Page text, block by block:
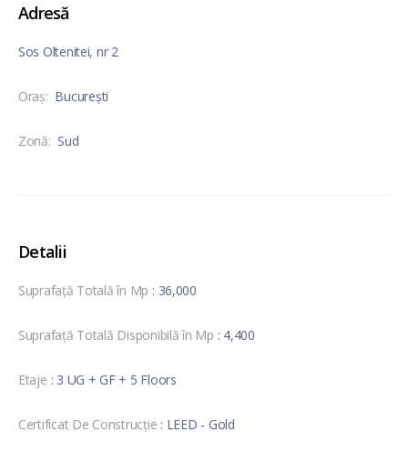
Adresă
Sos Oltenitei, nr 2
Oraş: București
Zonă: Sud
Detalii
Suprafață Totală în Mp : 36,000
Suprafață Totală Disponibilă în Mp : 4,400
Etaje : 3 UG + GF + 5 Floors
Certificat De Construcție : LEED - Gold